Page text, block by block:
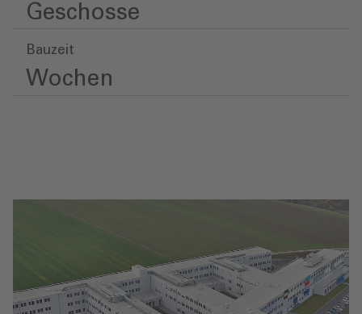
Geschosse
Bauzeit
Wochen